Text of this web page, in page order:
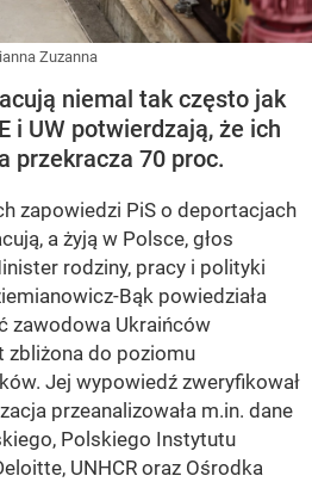
Zuzanna
niemal tak często jak
i UW potwierdzają, że ich
przekracza 70 proc.
zapowiedzi PiS o deportacjach
a żyją w Polsce, głos
rodziny, pracy i polityki
Bąk powiedziała
zawodowa Ukraińców
zbliżona do poziomu
Jej wypowiedź zweryfikował
przeanalizowała m.in. dane
Polskiego Instytutu
UNHCR oraz Ośrodka